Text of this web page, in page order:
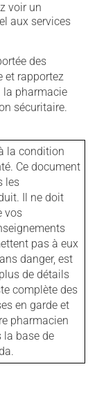
voir un
aux services
des
et rapportez
la pharmacie
sécuritaire.
la condition
Ce document
les
Il ne doit
vos
pas à eux
danger, est
de détails
complète des
en garde et
pharmacien
base de